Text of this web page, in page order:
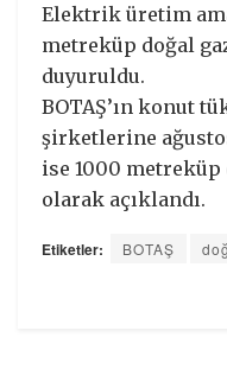
Elektrik üretim
metreküp doğal
duyuruldu.
BOTAŞ’ın konut
şirketlerine
ise 1000 metreküp
olarak açıklandı.
Etiketler: BOTAŞ